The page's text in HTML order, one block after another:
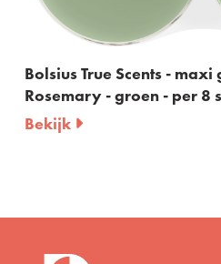
- maxi geurtheelichten -
- per 8 stuks